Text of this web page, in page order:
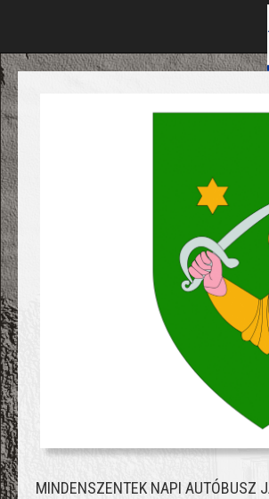
MINDENSZENTEK NAPI AUTÓBUSZ